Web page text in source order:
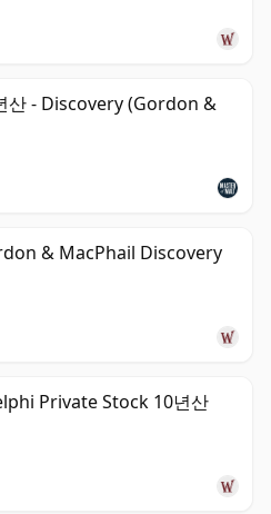
산 - Discovery (Gordon &
& MacPhail Discovery
Private Stock 10년산